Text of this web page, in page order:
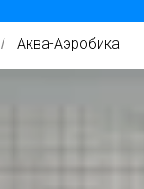
/ Аква-Аэробика